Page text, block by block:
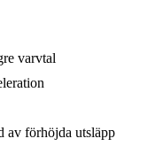
varvtal
av förhöjda utsläpp